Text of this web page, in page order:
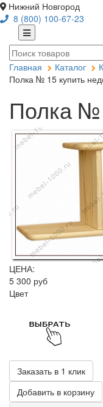
Нижний Новгород
8 (800) 100-67-23
Главная Каталог
Полка № 15 купить
Полка
ЦЕНА:
5 300 руб
Цвет
Заказать в 1 клик
Добавить в корзину